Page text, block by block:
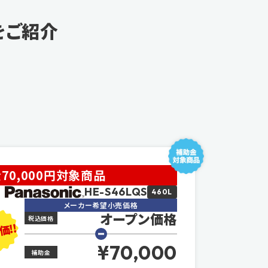
紹介
円対象商品
HE-S46LQS 460L
!!
メーカー希望小売価格
税込価格 オープン価格
補助金 ¥70,000